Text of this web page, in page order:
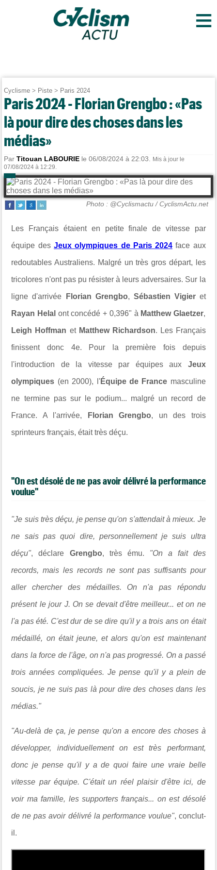
≡
Cyclisme > Piste > Paris 2024
Paris 2024 - Florian Grengbo : «Pas
là pour dire des choses dans les
médias»
ParTitouan LABOURIE le 06/08/2024 à 22:03.
Mis à jour le
07/08/2024 à 12:29.
Photo : @Cyclismactu / CyclismActu.net
Les Français étaient en petite finale de vitesse par
équipe des Jeux olympiques de Paris 2024 face aux
redoutables Australiens. Malgré un très gros départ, les
tricolores n'ont pas pu résister à leurs adversaires. Sur la
ligne d'arrivée Florian Grengbo, Sébastien Vigieret
Rayan Helal ont concédé + 0,396" à Matthew Glaetzer,
Leigh Hoffman et Matthew Richardson. Les Français
finissent donc 4e. Pour la première fois depuis
l'introduction de la vitesse par équipes aux Jeux
olympiques (en 2000), l'Équipe de France masculine
ne termine pas sur le podium... malgré un record de
France. A l'arrivée, Florian Grengbo, un des trois
sprinteurs français, était très déçu.
"On est désolé de ne pas avoir délivré la performance
voulue"
"Je suis très déçu, je pense qu'on s'attendait à mieux. Je
ne sais pas quoi dire, personnellement je suis ultra
déçu", déclare Grengbo, très ému. "On a fait des
records, mais les records ne sont pas suffisants pour
aller chercher des médailles. On n'a pas répondu
présent le jour J. On se devait d'être meilleur... et on ne
l'a pas été. C'est dur de se dire qu'il y a trois ans on était
médaillé, on était jeune, et alors qu'on est maintenant
dans la force de l'âge, on n'a pas progressé. On a passé
trois années compliquées. Je pense qu'il y a plein de
soucis, je ne suis pas là pour dire des choses dans les
médias."
"Au-delà de ça, je pense qu'on a encore des choses à
développer, individuellement on est très performant,
donc je pense qu'il y a de quoi faire une vraie belle
vitesse par équipe. C'était un réel plaisir d'être ici, de
voir ma famille, les supporters français... on est désolé
de ne pas avoir délivré la performance voulue", conclut-
il.